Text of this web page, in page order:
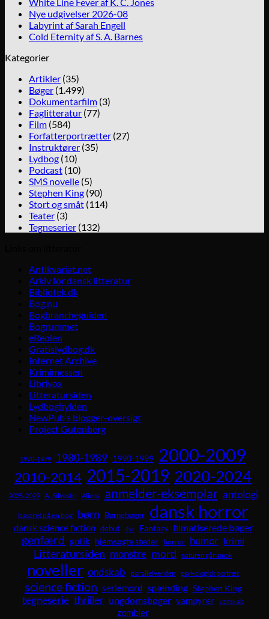
Nye udgivelser 2026-08
Labyrint af Sarah Engell
Cold Eternity af S. A. Barnes
Kategorier
Artikler (35)
Bøger (1.499)
Dokumentarfilm (3)
Faglitteratur (77)
Film (584)
Forfatterportrætter (27)
Instruktører (35)
Lydbog (10)
Podcast (10)
SMS novelle (5)
Stephen King (90)
Stort og småt (114)
Teater (3)
Tegneserier (132)
Antikvariat.net
Arkiv for dansk litteratur
Bibliotek.dk
Bog.nu
Bogbrancheguiden
Bogrummet
eReolen
Gratislydbog.dk
Internet Archive
Krimimessen
Librivox
Litteratursiden
Lydboghylden
NewPub's blogger-oversigt
Project Gutenberg
1970-1979 1980-1989 1990-1999 2000-2009
2010-2014 2015-2019 2020-2024
2025-2029 A. Silvestri Aliens anmelder-eksemplar antologi
baseret på en bog børn Børnebøger dansk horror
dansk science fiction debut dyr Fantasy filmatiserede bøger
genfærd gotik hjemsøgte steder horror humor krimi
Litteratursiden monstre mord naturen går amok
noveller ondskab parallelverden psykologisk portræt
science fiction seriemord spænding Stephen King
tegneserie thriller ungdomsbøger vampyrer venskab
zombier